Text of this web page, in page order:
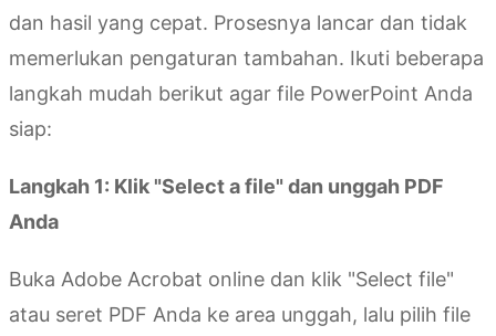
dan hasil yang cepat. Prosesnya lancar dan tidak
memerlukan pengaturan tambahan. Ikuti beberapa
langkah mudah berikut agar file PowerPoint Anda
siap:
Langkah 1: Klik "Select a file" dan unggah PDF
Anda
Buka Adobe Acrobat online dan klik "Select file"
atau seret PDF Anda ke area unggah, lalu pilih file